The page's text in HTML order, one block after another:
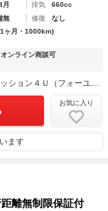
排気
660cc
無 修復
なし
ヶ月・1000km)
オンライン商談可
軽自動車３９．８万円専門 パッション４Ｕ（フォーユー）
お気に入り
ます
離無制限保証付